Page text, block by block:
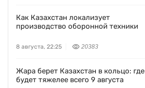
Как Казахстан локализует
производство оборонной техники
8 августа, 22:25 20383
Жара берет Казахстан в кольцо: где
будет тяжелее всего 9 августа